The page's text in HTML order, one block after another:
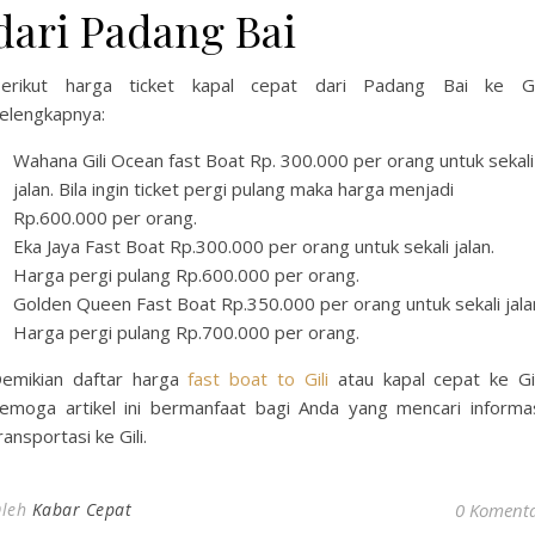
Padang Bai
harga ticket kapal cepat dari Padang Bai ke
Wahana Gili Ocean fast Boat Rp. 300.000 per orang untuk sekali
jalan. Bila ingin ticket pergi pulang maka harga menjadi
Rp.600.000 per orang.
Eka Jaya Fast Boat Rp.300.000 per orang untuk sekali jalan.
Harga pergi pulang Rp.600.000 per orang.
Golden Queen Fast Boat Rp.350.000 per orang untuk sekali
Harga pergi pulang Rp.700.000 per orang.
daftar hargafast boat to Gili atau kapal cepat ke
artikel ini bermanfaat bagi Anda yang mencari
ke Gili.
Kabar Cepat 0